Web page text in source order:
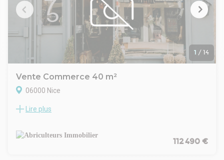
1 / 14
Vente Commerce 40 m²
06000 Nice
Abriculteurs a le plaisir de vous présenter ce local
Installez-vous au cœur du quartier vivant et recherché de la
Libération à Nice, à deux pas de son célèbre marché, dans un
Lire plus
112 490 €